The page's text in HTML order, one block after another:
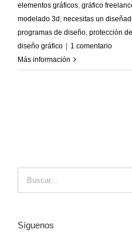
elementos gráficos, gráfico
modelado 3d, necesitas un
programas de diseño, protección
diseño gráfico | 1 comentario
Más información
Síguenos